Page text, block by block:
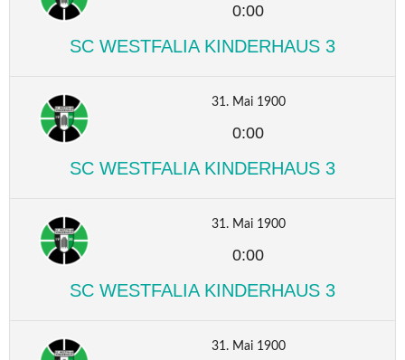
0:00
SC WESTFALIA KINDERHAUS 3
31. Mai 1900
0:00
SC WESTFALIA KINDERHAUS 3
31. Mai 1900
0:00
SC WESTFALIA KINDERHAUS 3
31. Mai 1900